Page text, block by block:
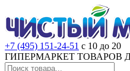
+7 (495) 151-24-51 с 10 до 20
ГИПЕРМАРКЕТ ТОВАРОВ